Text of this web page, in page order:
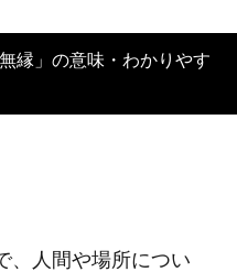
、人間や場所につい